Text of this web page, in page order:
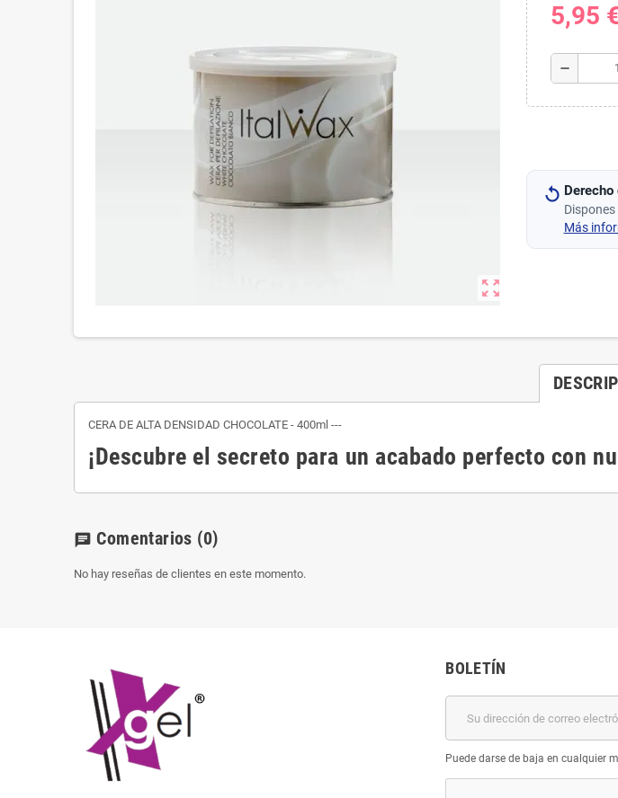
zoom_out_map
5,95
remove
Más
CERA DE ALTA DENSIDAD CHOCOLATE - 400ml ---
¡Descubre el secreto para un acabado perfecto con
chat Comentarios (0)
No hay reseñas de clientes en este momento.
BOLETÍN
Puede darse de baja en cualquier